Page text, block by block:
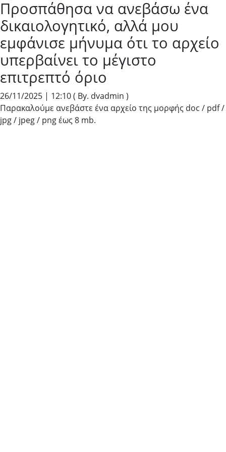
Προσπάθησα να ανεβάσω ένα
δικαιολογητικό, αλλά μου
εμφάνισε μήνυμα ότι το αρχείο
υπερβαίνει το μέγιστο
επιτρεπτό όριο
26/11/2025 | 12:10( By. dvadmin )
Παρακαλούμε ανεβάστε ένα αρχείο της μορφής doc / pdf /
jpg / jpeg / png έως 8 mb.